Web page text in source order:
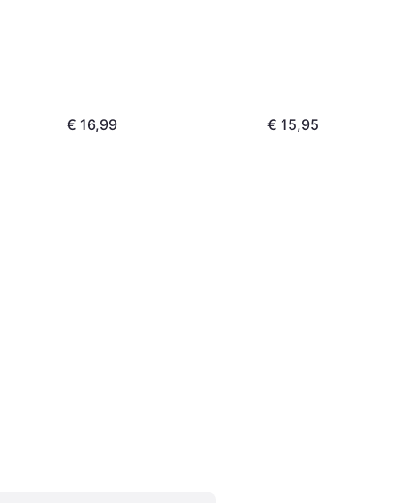
€ 16,99 € 15,95